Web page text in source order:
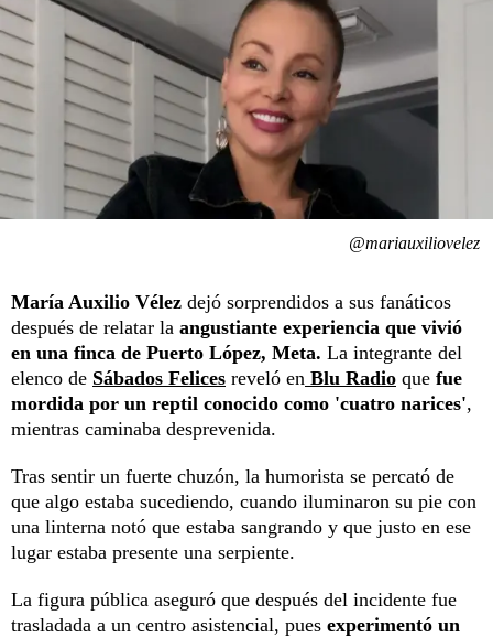
@mariauxiliovelez
María Auxilio Vélez dejó sorprendidos a sus fanáticos
después de relatar la angustiante experiencia que vivió
en una finca de Puerto López, Meta. La integrante del
elenco de Sábados Felices reveló en Blu Radio que fue
mordida por un reptil conocido como 'cuatro narices',
mientras caminaba desprevenida.
Tras sentir un fuerte chuzón, la humorista se percató de
que algo estaba sucediendo, cuando iluminaron su pie con
una linterna notó que estaba sangrando y que justo en ese
lugar estaba presente una serpiente.
La figura pública aseguró que después del incidente fue
trasladada a un centro asistencial, pues experimentó un